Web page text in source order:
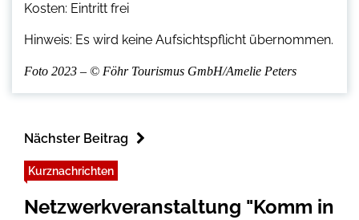
Kosten: Eintritt frei
Hinweis: Es wird keine Aufsichtspflicht übernommen.
Foto 2023 – © Föhr Tourismus GmbH/Amelie Peters
Nächster Beitrag
Kurznachrichten
Netzwerkveranstaltung "Komm in